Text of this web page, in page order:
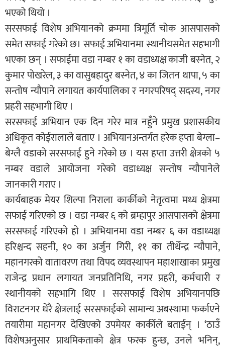
भएको थियो ।
सरसफाई विशेष अभियानको क्रममा त्रिमूर्ति चोक आसपासको
समेत सफाई गरेको छ। सफाई अभियानमा स्थानीयसमेत सहभागी
भएका छन् । सफाईमा वडा नम्बर १ का वडाध्यक्ष काजी बस्नेत, २
कुमार पोखरेल, ३ का वासुबहादुर बस्नेत, ४ का जितन थापा, ५ का
सन्तोष न्यौपाने लगायत कार्यपालिका र नगरपरिषद् सदस्य, नगर
प्रहरी सहभागी थिए ।
सरसफाई अभियान एक दिन गरेर मात्र नहुँने प्रमुख प्रशासकीय
अधिकृत कोईरालाले बताए । अभियानअन्तर्गत हरेक हप्ता बेग्ला–
बेग्लै वडाको सरसफाई हुने गरेको छ । यस हप्ता उत्तरी क्षेत्रको ५
नम्बर वडाले आयोजना गरेको वडाध्यक्ष सन्तोष न्यौपानेले
जानकारी गराए ।
कार्यबाहक मेयर शिल्पा निराला कार्कीको नेतृत्वमा मध्य क्षेत्रमा
सफाई गरिएको छ । वडा नम्बर ६ को ब्रम्हापुर आसपासको क्षेत्रमा
सरसफाई गरिएको हो । अभियानमा वडा नम्बर ६ का वडाध्यक्ष
हरिश्चन्द सहनी, १० का अर्जुन गिरी, ११ का तीर्थेन्द्र न्यौपाने,
महानगरको वातावरण तथा विपद व्यवस्थापन महाशाखाका प्रमुख
राजेन्द्र प्रधान लगायत जनप्रतिनिधि, नगर प्रहरी, कर्मचारी र
स्थानीयको सहभागि थिए । सरसफाई विशेष अभियानपछि
विराटनगर धेरै क्षेत्रलाई सरसफाईको सामान्य अबस्थामा फर्काएने
तयारीमा महानगर देखिएको उपमेयर कार्कीले बताईन् । ‘ठाउँ
विशेषअनुसार प्राथमिकताको क्षेत्र फरक हुन्छ, उनले भनिन्,